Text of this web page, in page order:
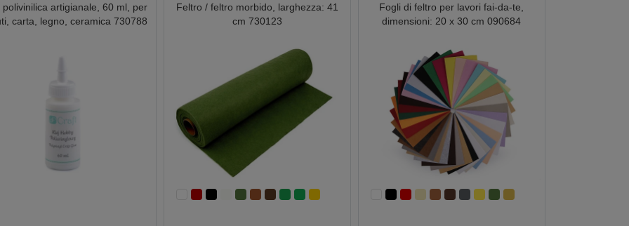
polivinilica artigianale, 60 ml, per
carta, legno, ceramica 730788
Feltro / feltro morbido, larghezza: 41
cm 730123
Fogli di feltro per lavori fai-da-te,
dimensioni: 20 x 30 cm 090684